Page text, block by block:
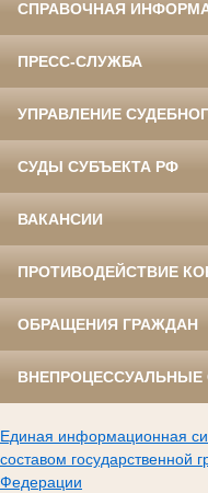
СПРАВОЧНАЯ
ПРЕСС-СЛУЖБА
УПРАВЛЕНИЕ
СУДЫ СУБЪЕКТА РФ
ВАКАНСИИ
ПРОТИВОДЕЙСТВИЕ
ОБРАЩЕНИЯ ГРАЖДАН
Единая информационная
составом государственной
Федерации